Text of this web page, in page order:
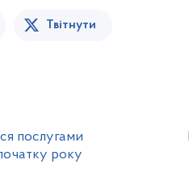
Твітнути
послугами
року